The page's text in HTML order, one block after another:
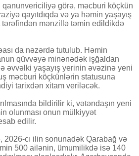
qanunvericiliyə görə, məcburi köçkün
qayıtdıqda və ya həmin yaşayış
mənzillə təmin edildikdə
da nəzərdə tutulub. Həmin
qüvvəyə minənədək işğaldan
əvvəlki yaşayış yerinin əvəzinə yeni
məcburi köçkünlərin statusuna
tarixdən xitam veriləcək.
bildirilir ki, vətəndaşın yeni
olunması onun mülkiyyət
edilir.
2026-cı ilin sonunadək Qarabağ və
500 ailənin, ümumilikdə isə 140